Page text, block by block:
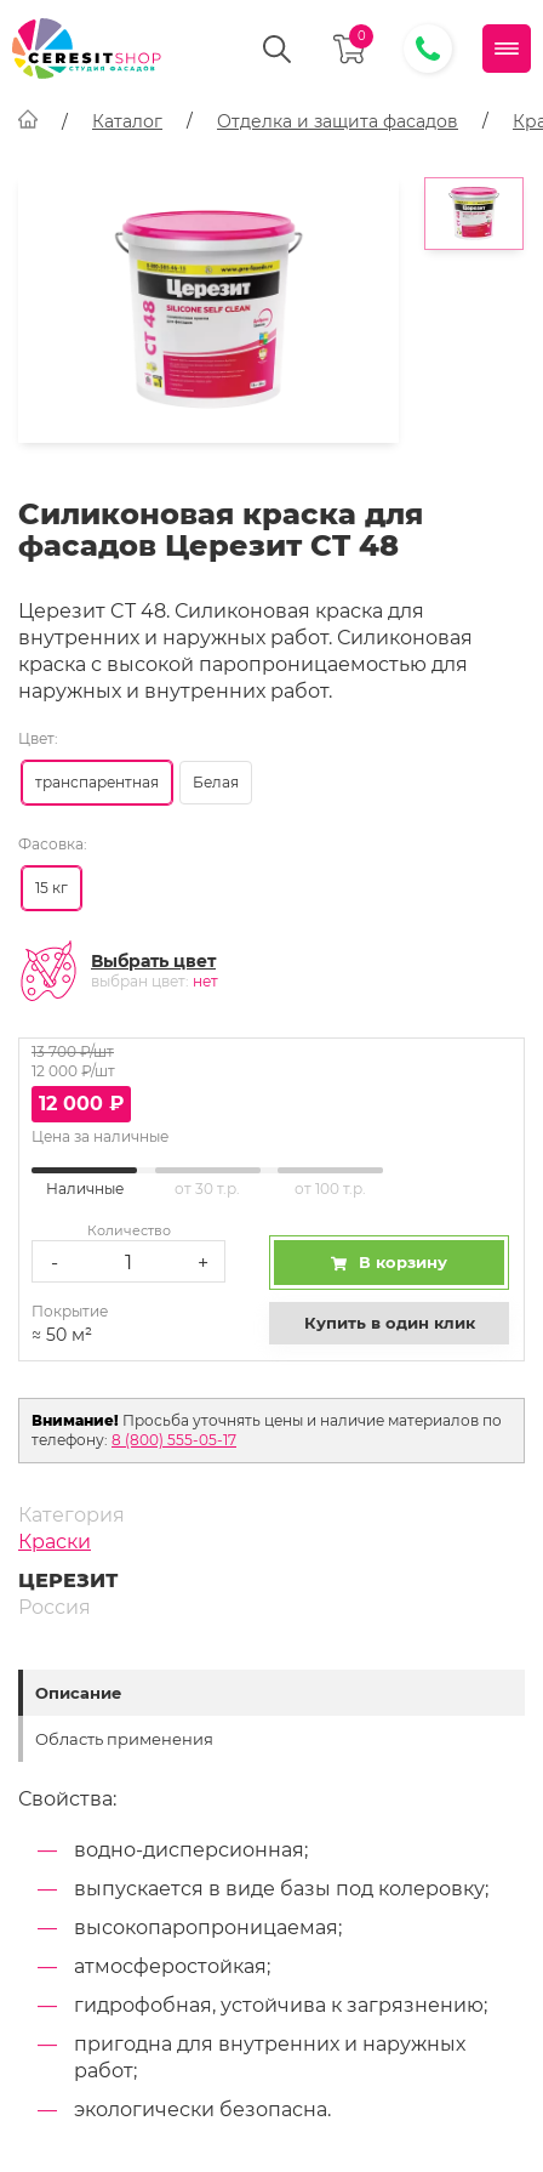
0
Каталог Отделка и защита фасадов
Силиконовая краска для
фасадов Церезит CT 48
Церезит CT 48. Силиконовая краска для
внутренних и наружных работ. Силиконовая
краска с высокой паропроницаемостью для
наружных и внутренних работ.
Цвет:
транспарентная Белая
Фасовка:
15 кг
Выбрать цвет
выбран цвет: нет
13 700₽/шт
12 000 ₽/шт
12 000 ₽
Цена за наличные
Наличные от 30 т.р. от 100 т.р.
Количество
- + В корзину
Покрытие
≈ 50 м²
Купить в один клик
Внимание! Просьба уточнять цены и наличие материалов по
телефону: 8 (800) 555-05-17
Категория
Краски
ЦЕРЕЗИТ
Россия
Описание
Область применения
Свойства:
водно-дисперсионная;
выпускается в виде базы под колеровку;
высокопаропроницаемая;
атмосферостойкая;
гидрофобная, устойчива к загрязнению;
пригодна для внутренних и наружных
работ;
экологически безопасна.